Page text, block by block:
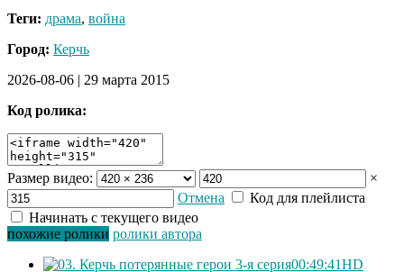
Теги: драма, война
Город: Керчь
2026-08-06 | 29 марта 2015
Код ролика:
Размер видео:
×
Отмена
Код для плейлиста
Начинать с текущего видео
похожие ролики ролики автора
00:49:41HD